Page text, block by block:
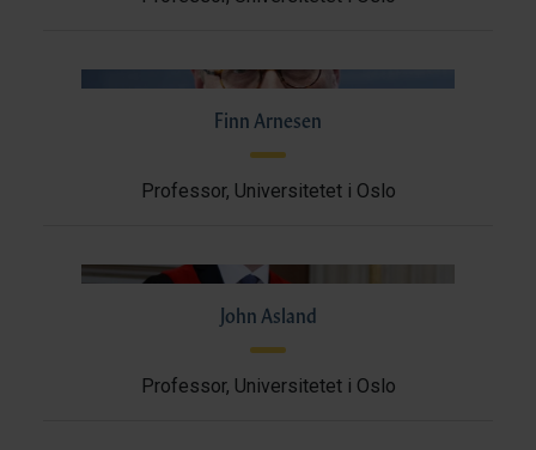
Finn Arnesen
Professor, Universitetet i Oslo
John Asland
Professor, Universitetet i Oslo